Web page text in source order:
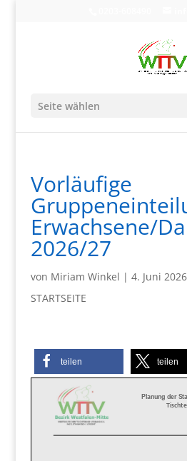
Seite wählen
Vorläufige
Erwachsene/
2026/27
von Miriam Winkel | 4. Juni 2026
STARTSEITE
teilen teilen